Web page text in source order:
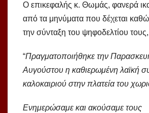
Ο επικεφαλής κ. Θωμάς, φανερά
από τα μηνύματα που δέχεται
την σύνταξη του ψηφοδελτίου
“Πραγματοποιήθηκε την
Αυγούστου η καθιερωμένη λαϊκή
καλοκαιριού στην πλατεία του
Ενημερώσαμε και ακούσαμε τους